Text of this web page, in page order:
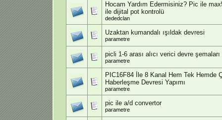
Hocam Yardım Edermisiniz? Pic ile
ile dijital pot kontrolü
dededclan
Uzaktan kumandalı ışıldak devresi
parametre
picli 1-6 arası alıcı verici devre şemaları
parametre
PIC16F84 İle 8 Kanal Hem Tek Hemde
Haberleşme Devresi Yapımı
parametre
pic ile a/d convertor
parametre